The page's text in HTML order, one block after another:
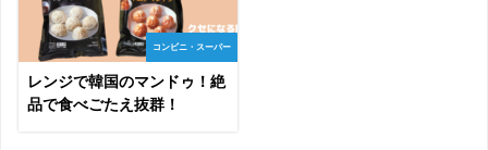
コンビニ・スーパー
レンジで韓国のマンドゥ！絶
品で食べごたえ抜群！